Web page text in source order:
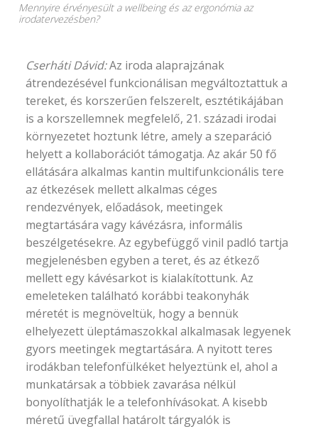
Mennyire érvényesült a wellbeing és az ergonómia az
irodatervezésben?
Cserháti Dávid:Az iroda alaprajzának
átrendezésével funkcionálisan megváltoztattuk a
tereket, és korszerűen felszerelt, esztétikájában
is a korszellemnek megfelelő, 21. századi irodai
környezetet hoztunk létre, amely a szeparáció
helyett a kollaborációt támogatja. Az akár 50 fő
ellátására alkalmas kantin multifunkcionális tere
az étkezések mellett alkalmas céges
rendezvények, előadások, meetingek
megtartására vagy kávézásra, informális
beszélgetésekre. Az egybefüggő vinil padló tartja
megjelenésben egyben a teret, és az étkező
mellett egy kávésarkot is kialakítottunk. Az
emeleteken található korábbi teakonyhák
méretét is megnöveltük, hogy a bennük
elhelyezett üleptámaszokkal alkalmasak legyenek
gyors meetingek megtartására. A nyitott teres
irodákban telefonfülkéket helyeztünk el, ahol a
munkatársak a többiek zavarása nélkül
bonyolíthatják le a telefonhívásokat. A kisebb
méretű üvegfallal határolt tárgyalók is